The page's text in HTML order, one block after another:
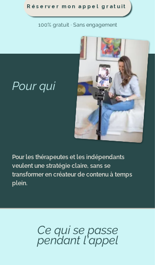
Réserver mon appel gratuit
100% gratuit · Sans engagement
Pour qui
Pour les thérapeutes et les indépendants
veulent une stratégie claire, sans se
transformer en créateur de contenu à temps
plein.
Ce qui se passe
pendant l'appel